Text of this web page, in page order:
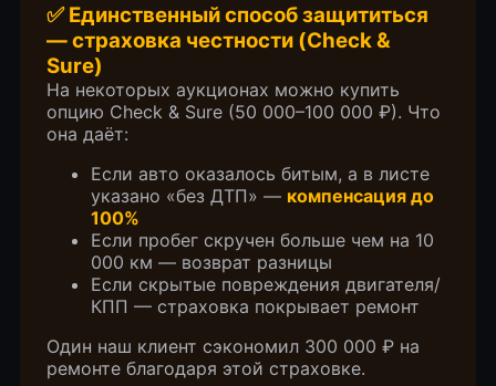
✅ Единственный способ защититься
— страховка честности (Check &
Sure)
На некоторых аукционах можно купить
опцию Check & Sure (50 000–100 000 ₽). Что
она даёт:
Если авто оказалось битым, а в листе
указано «без ДТП» — компенсация до
100%
Если пробег скручен больше чем на 10
000 км — возврат разницы
Если скрытые повреждения двигателя/
КПП — страховка покрывает ремонт
Один наш клиент сэкономил 300 000 ₽ на
ремонте благодаря этой страховке.
ВИДЕО ОТЗЫВЫ
ЗАКАЗЧИКОВ